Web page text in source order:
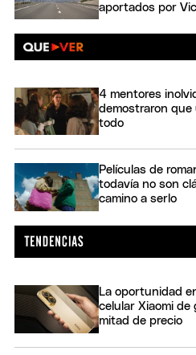
aportados por
4 mentores
demostraron que
todo
Películas de
todavía no son
camino a serlo
La oportunidad
celular Xiaomi de
mitad de precio